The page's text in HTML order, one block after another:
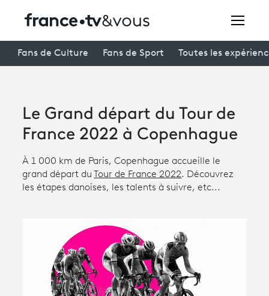
Participer et assister à une émission
Productions et innovation
Programme tv
Fans de Culture Fans de Sport Toutes les
Le Grand départ du Tour de
France 2022 à Copenhague
À 1 000 km de Paris, Copenhague accueille le
grand départ du
Tour de France 2022. Découvrez
les étapes danoises, les talents à suivre, etc...